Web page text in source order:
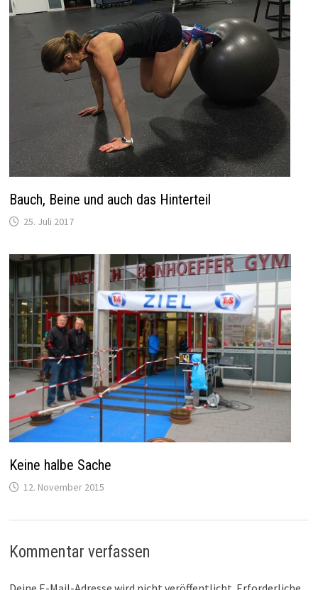
Bauch, Beine und auch das Hinterteil
25. Juli 2017
Keine halbe Sache
12. November 2015
Kommentar verfassen